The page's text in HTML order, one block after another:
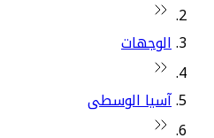
الوجهات
آسيا الوسطى